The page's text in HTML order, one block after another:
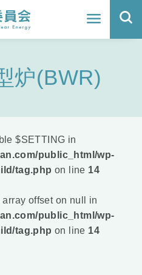
発事故
課題
ギー
について
炉(BWR)
$SETTING in
public_html/wp-
tag.php on line 14
offset on null in
public_html/wp-
tag.php on line 14